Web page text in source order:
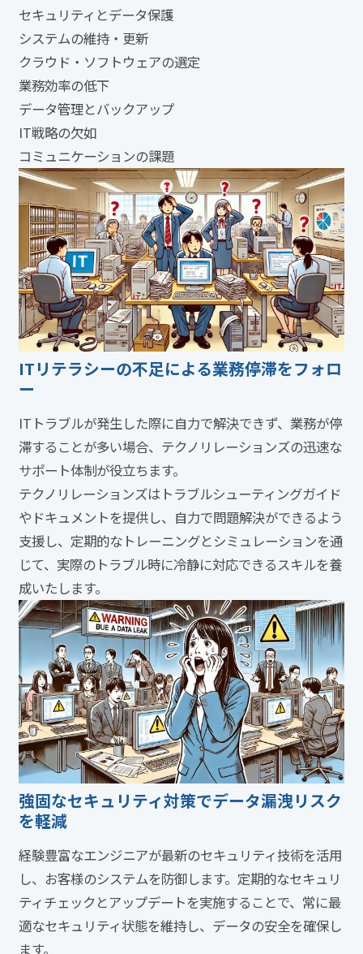
セキュリティとデータ保護
システムの維持・更新
クラウド・ソフトウェアの選定
業務効率の低下
データ管理とバックアップ
IT戦略の欠如
コミュニケーションの課題
ITリテラシーの不足による業務停滞をフォロ
ー
ITトラブルが発生した際に自力で解決できず、業務が停
滞することが多い場合、テクノリレーションズの迅速な
サポート体制が役立ちます。
テクノリレーションズはトラブルシューティングガイド
やドキュメントを提供し、自力で問題解決ができるよう
支援し、定期的なトレーニングとシミュレーションを通
じて、実際のトラブル時に冷静に対応できるスキルを養
成いたします。
強固なセキュリティ対策でデータ漏洩リスク
を軽減
経験豊富なエンジニアが最新のセキュリティ技術を活用
し、お客様のシステムを防御します。定期的なセキュリ
ティチェックとアップデートを実施することで、常に最
適なセキュリティ状態を維持し、データの安全を確保し
ます。